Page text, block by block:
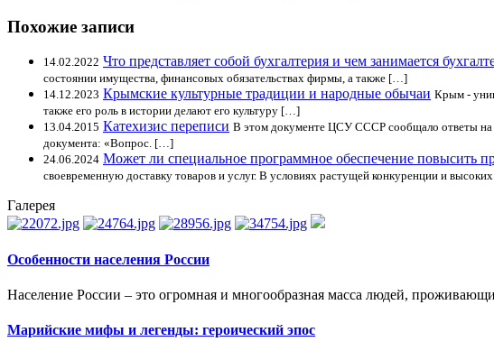
Похожие записи
14.02.2022 Что представляет собой бухгалтерия и чем занимается
состоянии имущества, финансовых обязательствах фирмы, а также […]
14.12.2023 Крымские культурные традиции и народные обычаи Крым -
также его роль в истории делают его культуру […]
13.04.2015 Катехизис переписи В этом документе ЦСУ СССР сообщало ответы на
документа: «Вопрос. […]
24.06.2024 Может ли специальное программное обеспечение повысить
своевременную доставку товаров и услуг. В условиях растущей конкуренции и
Галерея
Особенности населения России
Население России – это огромная и многообразная масса людей,
Марийские мифы и легенды: героический эпос